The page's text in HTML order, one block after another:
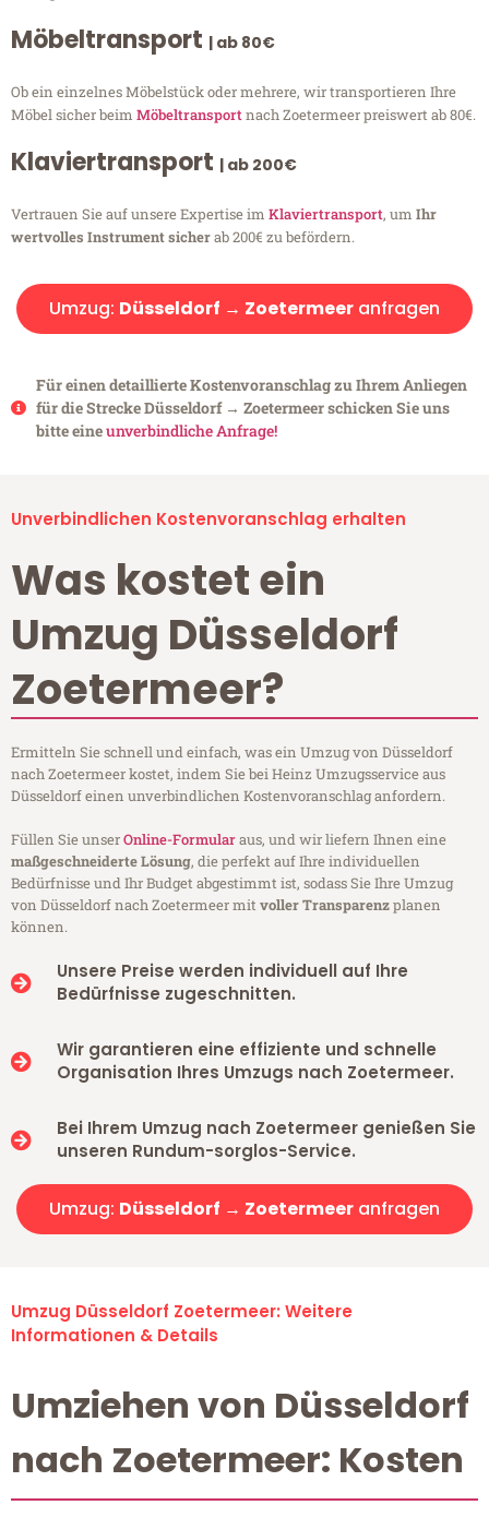
Möbeltransport | ab 80€
Ob ein einzelnes Möbelstück oder mehrere, wir transportieren Ihre
Möbel sicher beim Möbeltransportnach Zoetermeer preiswert ab 80€.
Klaviertransport | ab 200€
Vertrauen Sie auf unsere Expertise im Klaviertransport, um Ihr
wertvolles Instrument sicherab 200€ zu befördern.
Umzug: Düsseldorf → Zoetermeer anfragen
Für einen detaillierte Kostenvoranschlag zu Ihrem Anliegen
für die Strecke Düsseldorf → Zoetermeer schicken Sie uns
bitte eineunverbindliche Anfrage!
Unverbindlichen Kostenvoranschlag erhalten
Was kostet ein
Umzug Düsseldorf
Zoetermeer?
Ermitteln Sie schnell und einfach, was ein Umzug von Düsseldorf
nach Zoetermeer kostet, indem Sie bei Heinz Umzugsservice aus
Düsseldorf einen unverbindlichen Kostenvoranschlag anfordern.
Füllen Sie unserOnline-Formularaus, und wir liefern Ihnen eine
maßgeschneiderte Lösung, die perfekt auf Ihre individuellen
Bedürfnisse und Ihr Budget abgestimmt ist, sodass Sie Ihre Umzug
von Düsseldorf nach Zoetermeer mitvoller Transparenzplanen
können.
Unsere Preise werden individuell auf Ihre
Bedürfnisse zugeschnitten.
Wir garantieren eine effiziente und schnelle
Organisation Ihres Umzugs nach Zoetermeer.
Bei Ihrem Umzug nach Zoetermeer genießen Sie
unseren Rundum-sorglos-Service.
Umzug: Düsseldorf → Zoetermeer anfragen
Umzug Düsseldorf Zoetermeer: Weitere
Informationen & Details
Umziehen von Düsseldorf
nach Zoetermeer: Kosten